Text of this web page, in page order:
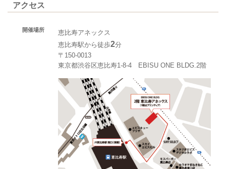
アクセス
開催場所
恵比寿アネックス
恵比寿駅から徒歩2分
〒150-0013
東京都渋谷区恵比寿1-8-4 EBISU ONE BLDG.2階